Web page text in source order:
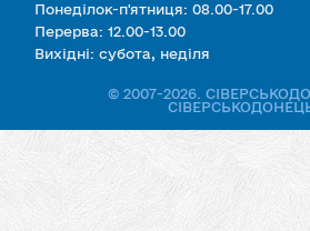
Понеділок-п'ятниця: 08.00-17.00
Перерва: 12.00-13.00
Вихідні: субота, неділя
© 2007-2026.